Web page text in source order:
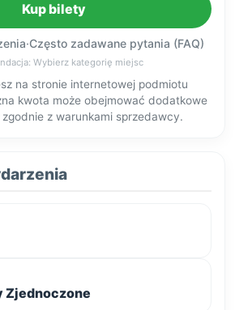
Kup bilety
·Często zadawane pytania (FAQ)
Wybierz kategorię miejsc
na stronie internetowej podmiotu
kwota może obejmować dodatkowe
zgodnie z warunkami sprzedawcy.
Zjednoczone